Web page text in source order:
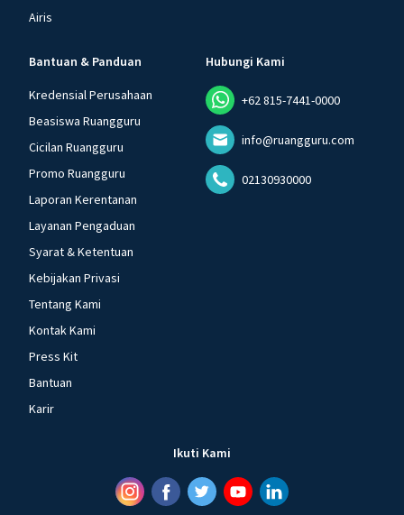
Airis
Bantuan & Panduan
Kredensial Perusahaan
Beasiswa Ruangguru
Cicilan Ruangguru
Promo Ruangguru
Laporan Kerentanan
Layanan Pengaduan
Syarat & Ketentuan
Kebijakan Privasi
Tentang Kami
Kontak Kami
Press Kit
Bantuan
Karir
Hubungi Kami
+62 815-7441-0000
info@ruangguru.com
02130930000
Ikuti Kami